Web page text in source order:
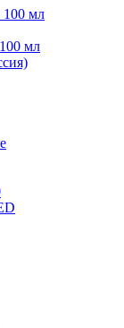
мл
мл